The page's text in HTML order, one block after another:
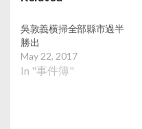
吳敦義横掃全部縣市過半
勝出
May 22, 2017
In "事件簿"